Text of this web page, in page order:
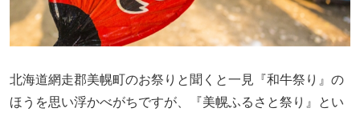
北海道網走郡美幌町のお祭りと聞くと一見『和牛祭り』の
ほうを思い浮かべがちですが、『美幌ふるさと祭り』とい